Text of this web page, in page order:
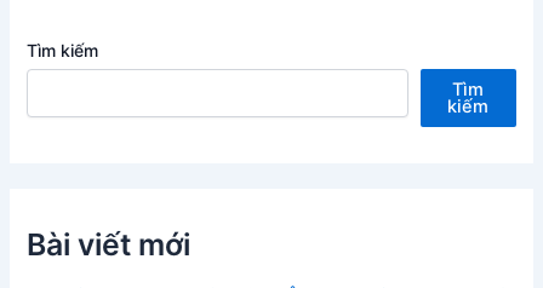
Tìm kiếm
Tìm
kiếm
Bài viết mới